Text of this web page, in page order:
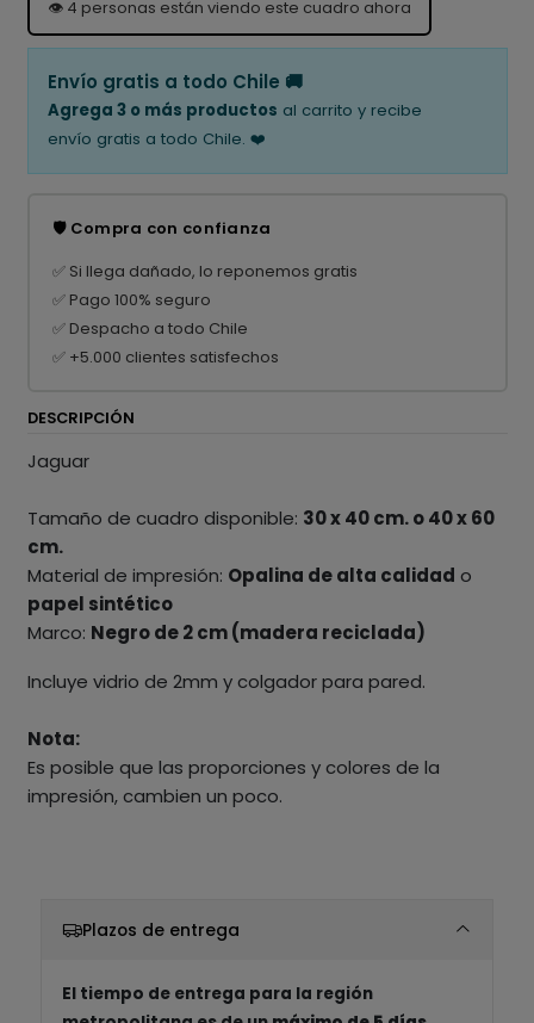
👁️ 4 personas están viendo este cuadro ahora
Envío gratis a todo Chile 🚚
Agrega 3 o más productos al carrito y recibe
envío gratis a todo Chile. ❤️
🛡️ Compra con confianza
✅ Si llega dañado, lo reponemos gratis
✅ Pago 100% seguro
✅ Despacho a todo Chile
✅ +5.000 clientes satisfechos
DESCRIPCIÓN
Jaguar
Tamaño de cuadro disponible: 30 x 40 cm. o 40 x 60
cm.
Material de impresión: Opalina de alta calidad o
papel sintético
Marco: Negro de 2 cm (madera reciclada)
Incluye vidrio de 2mm y colgador para pared.
Nota:
Es posible que las proporciones y colores de la
impresión, cambien un poco.
Plazos de entrega
El tiempo de entrega para la región